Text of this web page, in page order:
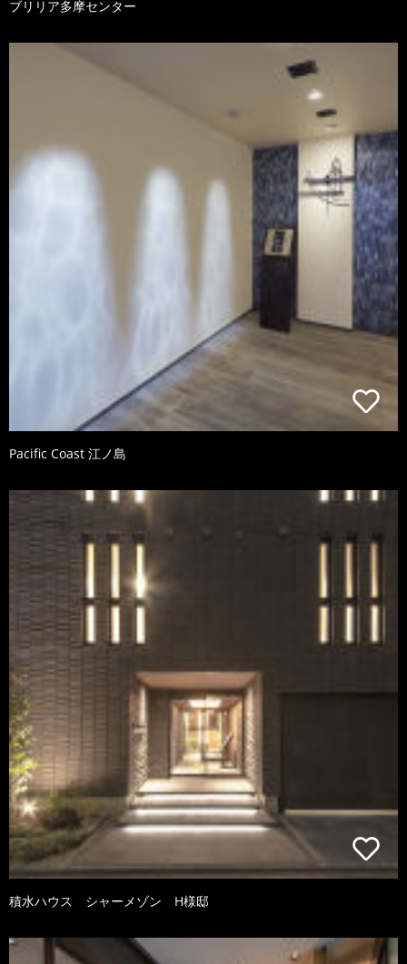
ブリリア多摩センター
Pacific Coast 江ノ島
積水ハウス シャーメゾン H様邸